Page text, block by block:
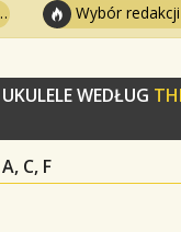
Wybór redakcji
WEDŁUG
C, F